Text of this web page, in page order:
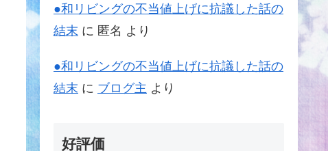
●和リビングの不当値上げに抗議した話の
結末 に 匿名 より
●和リビングの不当値上げに抗議した話の
結末 に ブログ主 より
好評価